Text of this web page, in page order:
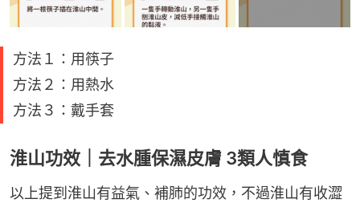
方法１：用筷子
方法２：用熱水
方法３：戴手套
淮山功效｜去水腫保濕皮膚 3類人慎食
以上提到淮山有益氣、補肺的功效，不過淮山有收澀